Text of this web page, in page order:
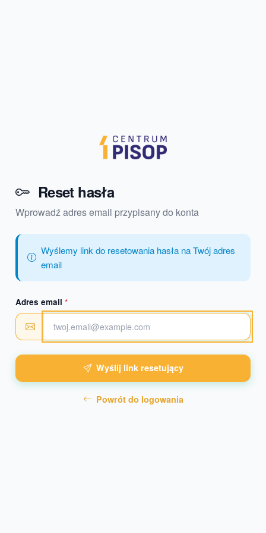
Reset hasła
Wprowadź adres email przypisany do konta
Wyślemy link do resetowania hasła na Twój adres
email
Adres email *
Wyślij link resetujący
Powrót do logowania